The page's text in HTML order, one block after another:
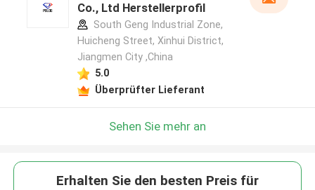
Hinterlass eine Nachricht
Co., Ltd Herstellerprofil
South Geng Industrial Zone,
Huicheng Street, Xinhui District,
Jiangmen City ,China
5.0
Überprüfter Lieferant
Sehen Sie mehr an
Erhalten Sie den besten Preis für